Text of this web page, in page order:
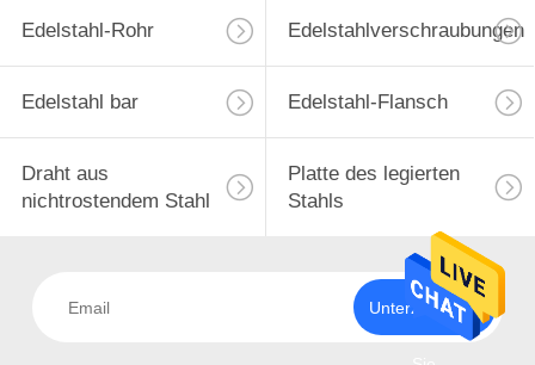
Edelstahl-Rohr Edelstahlverschraubungen
Edelstahl bar Edelstahl-Flansch
Draht aus
nichtrostendem Stahl
Platte des legierten
Stahls
Unterzeichnen